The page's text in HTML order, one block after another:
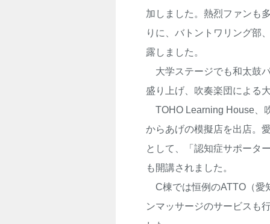
加しました。熱烈ファンも
りに、バトントワリング部
露しました。
大学ステージでも和太鼓
盛り上げ、吹奏楽団による
TOHO Learning House、
からあげの模擬店を出店。
として、「認知症サポータ
も開講されました。
C棟では恒例のATTO（愛
ンマッサージのサービスも